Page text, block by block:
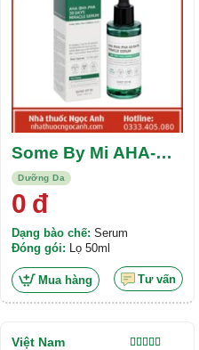
Dưỡng Da
Some By Mi AHA-
BHA-PHA 30 Days
Miracle Serum
0 đ
Dạng bào chế: Serum
Đóng gói: Lọ 50ml
Mua hàng Tư vấn
Việt Nam